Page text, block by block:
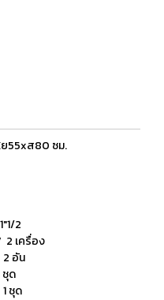
ย55xส80 ซม.
2
2 เครื่อง
อัน
ด
ชุด